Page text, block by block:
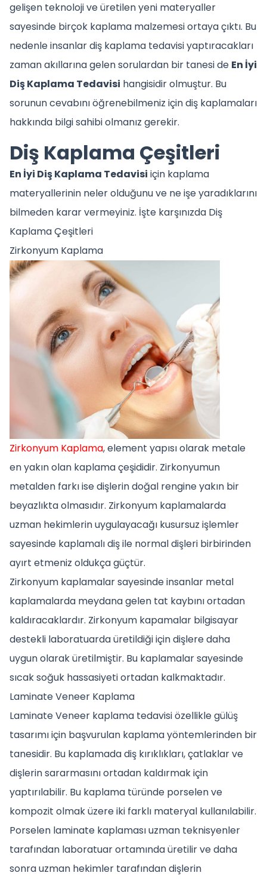
gelişen teknoloji ve üretilen yeni materyaller
sayesinde birçok kaplama malzemesi ortaya çıktı. Bu
nedenle insanlar diş kaplama tedavisi yaptıracakları
zaman akıllarına gelen sorulardan bir tanesi de En İyi
Diş Kaplama Tedavisi hangisidir olmuştur. Bu
sorunun cevabını öğrenebilmeniz için diş kaplamaları
hakkında bilgi sahibi olmanız gerekir.
Diş Kaplama Çeşitleri
En İyi Diş Kaplama Tedavisi için kaplama
materyallerinin neler olduğunu ve ne işe yaradıklarını
bilmeden karar vermeyiniz. İşte karşınızda Diş
Kaplama Çeşitleri
Zirkonyum Kaplama
Zirkonyum Kaplama, element yapısı olarak metale
en yakın olan kaplama çeşididir. Zirkonyumun
metalden farkı ise dişlerin doğal rengine yakın bir
beyazlıkta olmasıdır. Zirkonyum kaplamalarda
uzman hekimlerin uygulayacağı kusursuz işlemler
sayesinde kaplamalı diş ile normal dişleri birbirinden
ayırt etmeniz oldukça güçtür.
Zirkonyum kaplamalar sayesinde insanlar metal
kaplamalarda meydana gelen tat kaybını ortadan
kaldıracaklardır. Zirkonyum kapamalar bilgisayar
destekli laboratuarda üretildiği için dişlere daha
uygun olarak üretilmiştir. Bu kaplamalar sayesinde
sıcak soğuk hassasiyeti ortadan kalkmaktadır.
Laminate Veneer Kaplama
Laminate Veneer kaplama tedavisi özellikle gülüş
tasarımı için başvurulan kaplama yöntemlerinden bir
tanesidir. Bu kaplamada diş kırıklıkları, çatlaklar ve
dişlerin sararmasını ortadan kaldırmak için
yaptırılabilir. Bu kaplama türünde porselen ve
kompozit olmak üzere iki farklı materyal kullanılabilir.
Porselen laminate kaplaması uzman teknisyenler
tarafından laboratuar ortamında üretilir ve daha
sonra uzman hekimler tarafından dişlerin